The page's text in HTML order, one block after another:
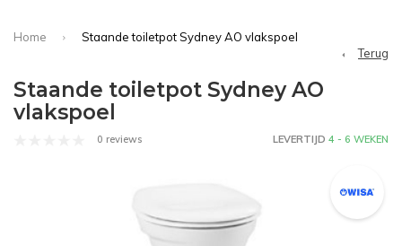
Home
Staande toiletpot Sydney AO vlakspoel
Terug
Staande toiletpot Sydney AO
vlakspoel
0 reviews LEVERTIJD 4 - 6 WEKEN